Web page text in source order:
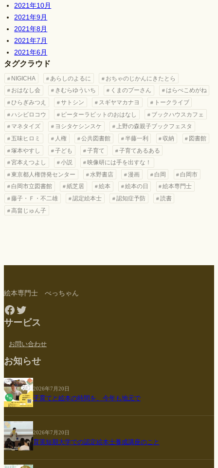
2021年10月
2021年9月
2021年8月
2021年7月
2021年6月
タグクラウド
NIGICHA あらしのよるに
おちゃのじかんにきたとら
おはなし会
きむらゆういち くまのプーさん
はらぺこめがね
ひらぎみつえ
サトシン スギヤマカナヨ
トークライブ
ハシビロコウ
ピーターラビットのおはなし
ブックハウスカフェ
マネタイズ
ヨシタケシンスケ
上野の森親子ブックフェスタ
五味ヒロミ
人権 公共図書館 半藤一利 収納
図書館
塚本やすし
子ども 子育て
子育てあるある
宮本えつよし
小説
映像研には手を出すな！
東京都人権啓発センター
水野書店 漫画 白岡
白岡市
白岡市立図書館
紙芝居 絵本 絵本の日
絵本専門士
藤子・Ｆ・不二雄
認定絵本士 認知症予防
読書
高畠じゅん子
絵本専門士 べっちゃん
Facebook
Twitter
サービス
お問い合わせ
お知らせ
2026年7月20日
子育てと絵本の時間を、今年も地元で
2026年7月20日
育英短期大学での認定絵本士養成講座のこと